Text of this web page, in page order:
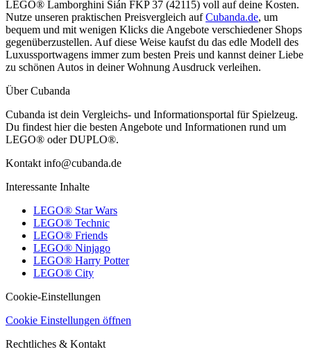
LEGO® Lamborghini Sián FKP 37 (42115) voll auf deine Kosten.
Nutze unseren praktischen Preisvergleich aufCubanda.de, um
bequem und mit wenigen Klicks die Angebote verschiedener Shops
gegenüberzustellen. Auf diese Weise kaufst du das edle Modell des
Luxussportwagens immer zum besten Preis und kannst deiner Liebe
zu schönen Autos in deiner Wohnung Ausdruck verleihen.
Über Cubanda
Cubanda ist dein Vergleichs- und Informationsportal für Spielzeug.
Du findest hier die besten Angebote und Informationen rund um
LEGO® oder DUPLO®.
Kontakt info@cubanda.de
Interessante Inhalte
LEGO® Star Wars
LEGO® Technic
LEGO® Friends
LEGO® Ninjago
LEGO® Harry Potter
LEGO® City
Cookie-Einstellungen
Cookie Einstellungen öffnen
Rechtliches & Kontakt